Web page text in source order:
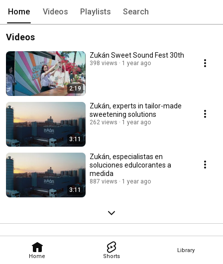
Home Shorts
Library
Home Videos Playlists Search
Videos
2:19
Zukán Sweet Sound Fest 30th
398 views 1 year ago
3:11
Zukán, experts in tailor-made
sweetening solutions
262 views 1 year ago
3:11
Zukán, especialistas en
soluciones edulcorantes a
medida
887 views 1 year ago